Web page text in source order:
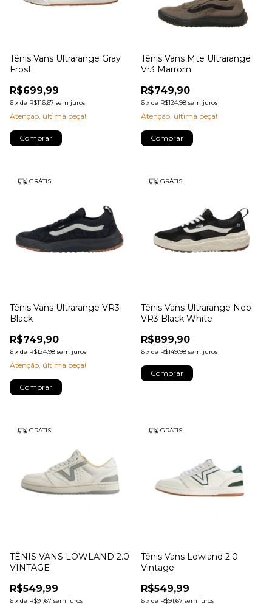
Tênis Vans Ultrarange Gray
Frost
R$699,99
6 x de R$116,67 sem juros
Atenção, última peça!
Comprar
Tênis Vans Mte Ultrarange
Vr3 Marrom
R$749,90
6 x de R$124,98 sem juros
Atenção, última peça!
Comprar
GRÁTIS
Tênis Vans Ultrarange VR3
Black
R$749,90
6 x de R$124,98 sem juros
Atenção, última peça!
Comprar
GRÁTIS
Tênis Vans Ultrarange Neo
VR3 Black White
R$899,90
6 x de R$149,98 sem juros
Comprar
GRÁTIS
TÊNIS VANS LOWLAND 2.0
VINTAGE
R$549,99
6 x de R$91,67 sem juros
GRÁTIS
Tênis Vans Lowland 2.0
Vintage
R$549,99
6 x de R$91,67 sem juros